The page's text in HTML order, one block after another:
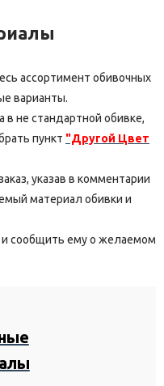
ассортимент обивочных
варианты.
в не стандартной обивке,
пункт "Другой Цвет
указав в комментарии
материал обивки и
сообщить ему о желаемом